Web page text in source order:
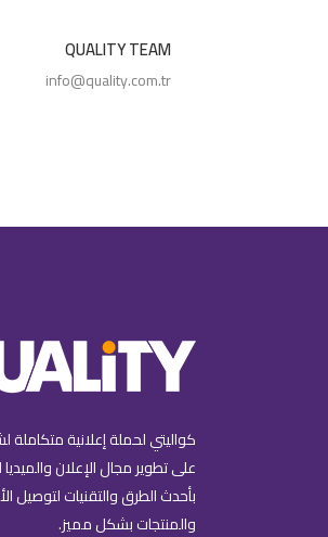
QUALITY TEAM
info@quality.com.tr
كواليتي لحملة إعلانية
على تطوير مجال الإعلان
بأحدث الطرق والتقنيات لتوصيل
والمنتجات بشكل مميز.